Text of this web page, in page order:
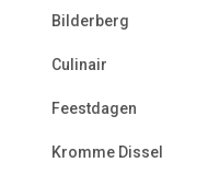
Bilderberg
Culinair
Feestdagen
Kromme Dissel